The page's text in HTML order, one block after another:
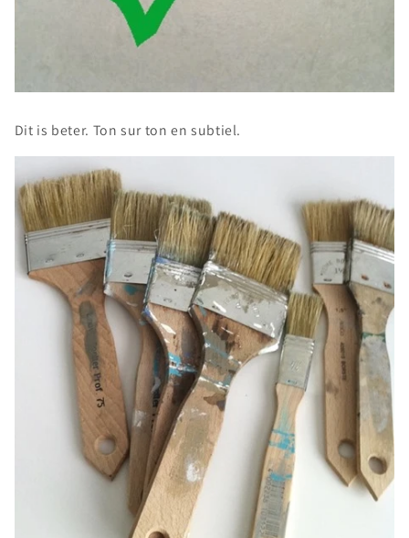
Dit is beter. Ton sur ton en subtiel.